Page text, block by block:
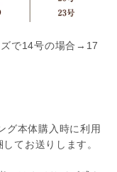
ズで14号の場合→17
グ本体購入時に利用
てお送りします。